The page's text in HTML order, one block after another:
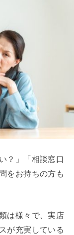
？」「相談窓口
をお持ちの方も
は様々で、実店
が充実している